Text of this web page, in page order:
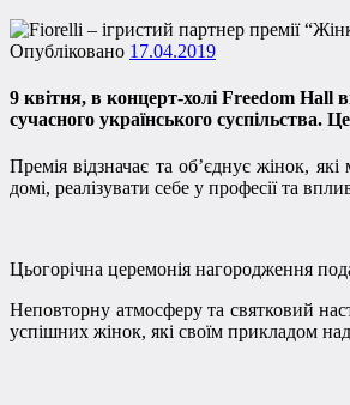
Опубліковано 17.04.2019
9 квітня, в концерт-холі Freedom Hall
сучасного українського суспільства.
Премія відзначає та об’єднує жінок,
домі, реалізувати себе у професії та
Цьогорічна церемонія нагородження
Неповторну атмосферу та святковий
успішних жінок, які своїм прикладом